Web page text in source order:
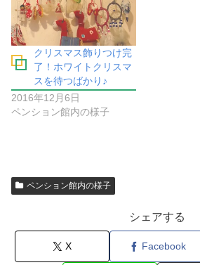
クリスマス飾りつけ完
了！ホワイトクリスマ
スを待つばかり♪
2016年12月6日
ペンション館内の様子
ペンション館内の様子
シェアする
X Facebook